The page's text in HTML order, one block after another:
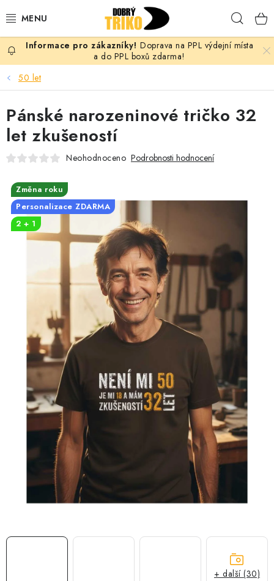
na
PRO ŽENY
PRO MUŽE
PRO DĚTI
PRO PÁRY
VLASTNÍ MOTIV
TRIČKA
OKAMŽITĚ K ODBĚRU
B2B
MÁM SRDCE POMÁHÁM
VÁNOCE
PROVIZNÍ SYSTÉM
Časté otázky
Doprava a platba
Obchodní podmínky
Zásady zpracování ochrany osobních údajů
Napište nám
Doprava na PPL výdejní místa
a do PPL boxů zdarma!
50 let
Pánské narozeninové tričko 32
let zkušeností
Neohodnoceno Podrobnosti hodnocení
Změna roku
Personalizace ZDARMA
2 + 1
+ další (30)